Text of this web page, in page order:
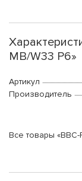
MB/W33 P6»
Артикул
Производитель
Все товары «BBC-